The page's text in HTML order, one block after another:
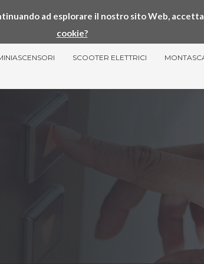
ad esplorare il nostro sito Web,
cookie?
SCOOTER ELETTRICI